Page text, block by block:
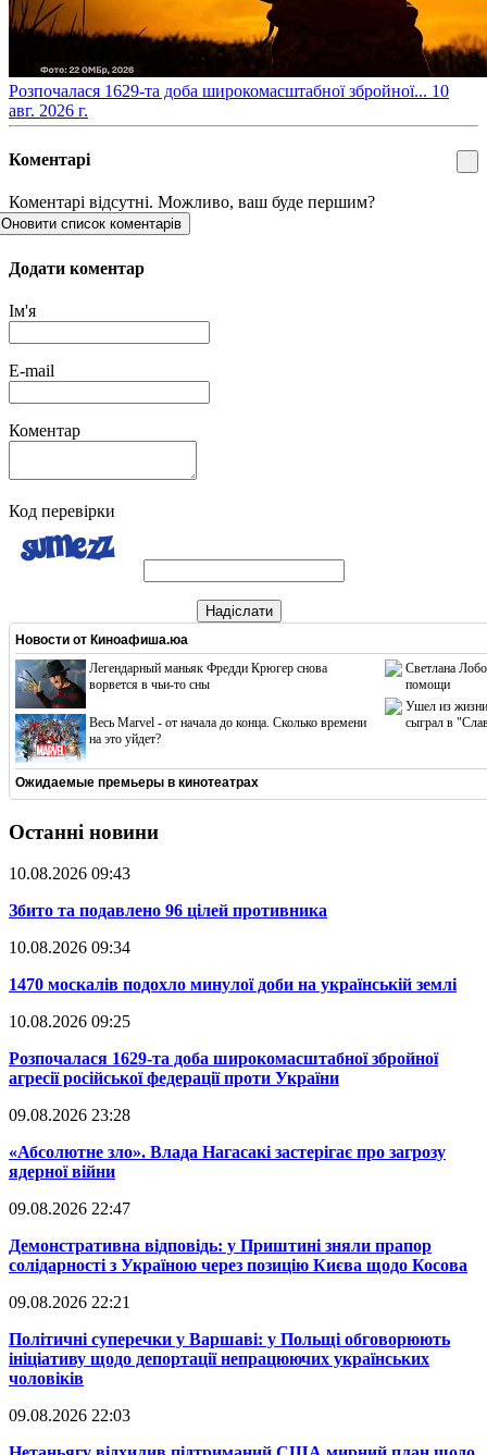
​Розпочалася 1629-та доба широкомасштабної збройної... 10
авг. 2026 г.
Коментарі
Коментарі відсутні. Можливо, ваш буде першим?
Оновити список коментарів
Додати коментар
Ім'я
E-mail
Коментар
Код перевірки
Надіслати
Новости от Киноафиша.юа
Легендарный маньяк Фредди Крюгер снова
ворвется в чьи-то сны
Весь Marvel - от начала до конца. Сколько времени
на это уйдет?
Светлана
помощи
Ушел из жизни
сыграл в
Ожидаемые премьеры в кинотеатрах
Останні новини
10.08.2026 09:43
​Збито та подавлено 96 цілей противника
10.08.2026 09:34
​1470 москалів подохло минулої доби на українській землі
10.08.2026 09:25
​Розпочалася 1629-та доба широкомасштабної збройної
агресії російської федерації проти України
09.08.2026 23:28
​«Абсолютне зло». Влада Нагасакі застерігає про загрозу
ядерної війни
09.08.2026 22:47
​Демонстративна відповідь: у Приштині зняли прапор
солідарності з Україною через позицію Києва щодо Косова
09.08.2026 22:21
​Політичні суперечки у Варшаві: у Польщі обговорюють
ініціативу щодо депортації непрацюючих українських
чоловіків
09.08.2026 22:03